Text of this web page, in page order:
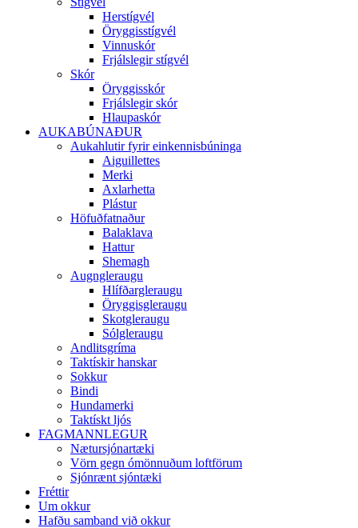
Herstígvél
Öryggisstígvél
Vinnuskór
Frjálslegir stígvél
Skór
Öryggisskór
Frjálslegir skór
Hlaupaskór
AUKABÚNAÐUR
Aukahlutir fyrir einkennisbúninga
Aiguillettes
Merki
Axlarhetta
Plástur
Höfuðfatnaður
Balaklava
Hattur
Shemagh
Augngleraugu
Hlífðargleraugu
Öryggisgleraugu
Skotgleraugu
Sólgleraugu
Andlitsgríma
Taktískir hanskar
Sokkur
Bindi
Hundamerki
Taktískt ljós
FAGMANNLEGUR
Nætursjónartæki
Vörn gegn ómönnuðum loftförum
Sjónrænt sjóntæki
Fréttir
Um okkur
Hafðu samband við okkur